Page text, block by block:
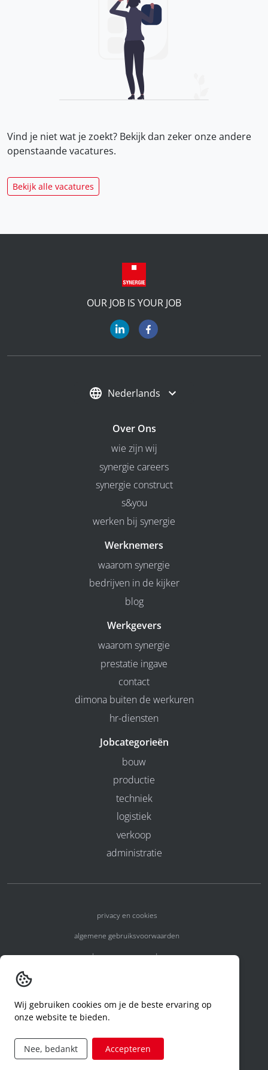
Vind je niet wat je zoekt? Bekijk dan zeker onzeandere
openstaande vacatures.
Bekijk alle vacatures
OUR JOB IS YOUR JOB
Nederlands
Over Ons
wie zijn wij
synergie careers
synergie construct
s&you
werken bij synergie
Werknemers
waarom synergie
bedrijven in de kijker
blog
Werkgevers
waarom synergie
prestatie ingave
contact
dimona buiten de werkuren
hr-diensten
Jobcategorieën
bouw
productie
techniek
logistiek
verkoop
administratie
privacy en cookies
algemene gebruiksvoorwaarden
algemene voorwaarden
code of conduct
aanvraag rechten ivm privacy
Wij gebruiken cookies om je de beste ervaring op
onze website te bieden.
Nee, bedankt Accepteren